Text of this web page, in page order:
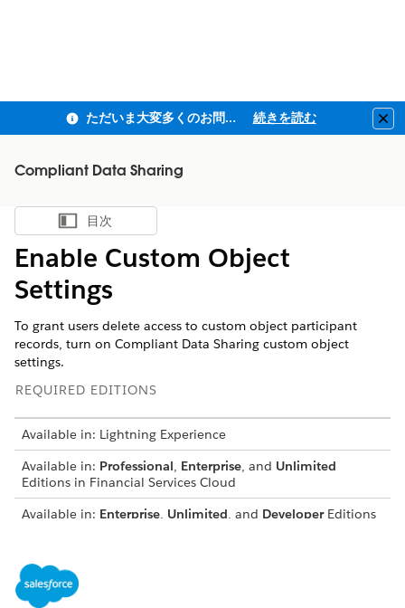
ただいま大変多くのお問い合わせをいただいており、ご連絡までにお時間を頂戴しております 続きを読む
Compliant Data Sharing
目次を表示
目次
Enable Custom Object
Settings
To grant users delete access to custom object participant
records, turn on Compliant Data Sharing custom object
settings.
REQUIRED EDITIONS
Available in: Lightning Experience
Available in: Professional, Enterprise, and Unlimited
Editions in Financial Services Cloud
Available in: Enterprise, Unlimited, and DeveloperEditions
Available in:
Developer